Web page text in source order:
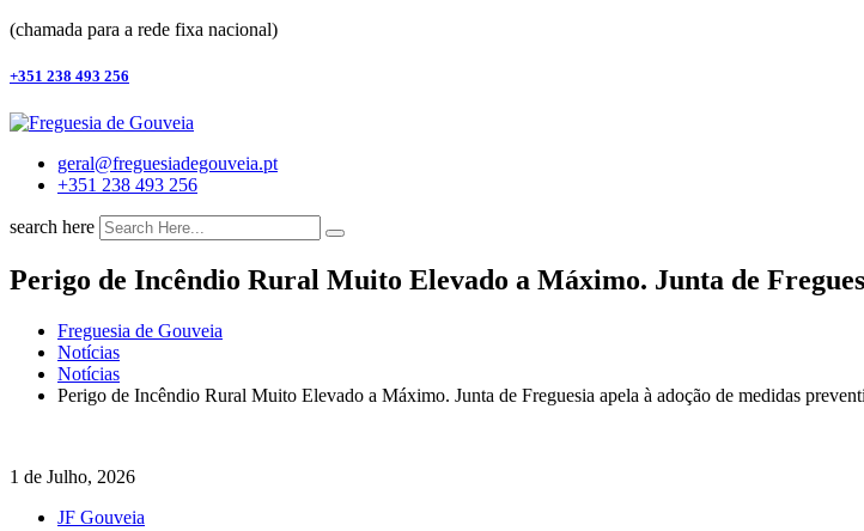
(chamada para a rede fixa nacional)
+351 238 493 256
geral@freguesiadegouveia.pt
+351 238 493 256
search here
Perigo de Incêndio Rural Muito Elevado a Máximo. Junta de
Freguesia de Gouveia
Notícias
Notícias
Perigo de Incêndio Rural Muito Elevado a Máximo. Junta de Freguesia apela à adoção de medidas
1 de Julho, 2026
JF Gouveia